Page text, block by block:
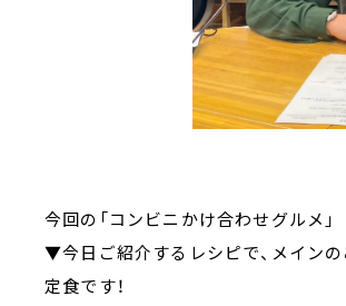
今回の「コンビニかけ合わせグルメ」
▼今日ご紹介するレシピで、メイン
定食です！